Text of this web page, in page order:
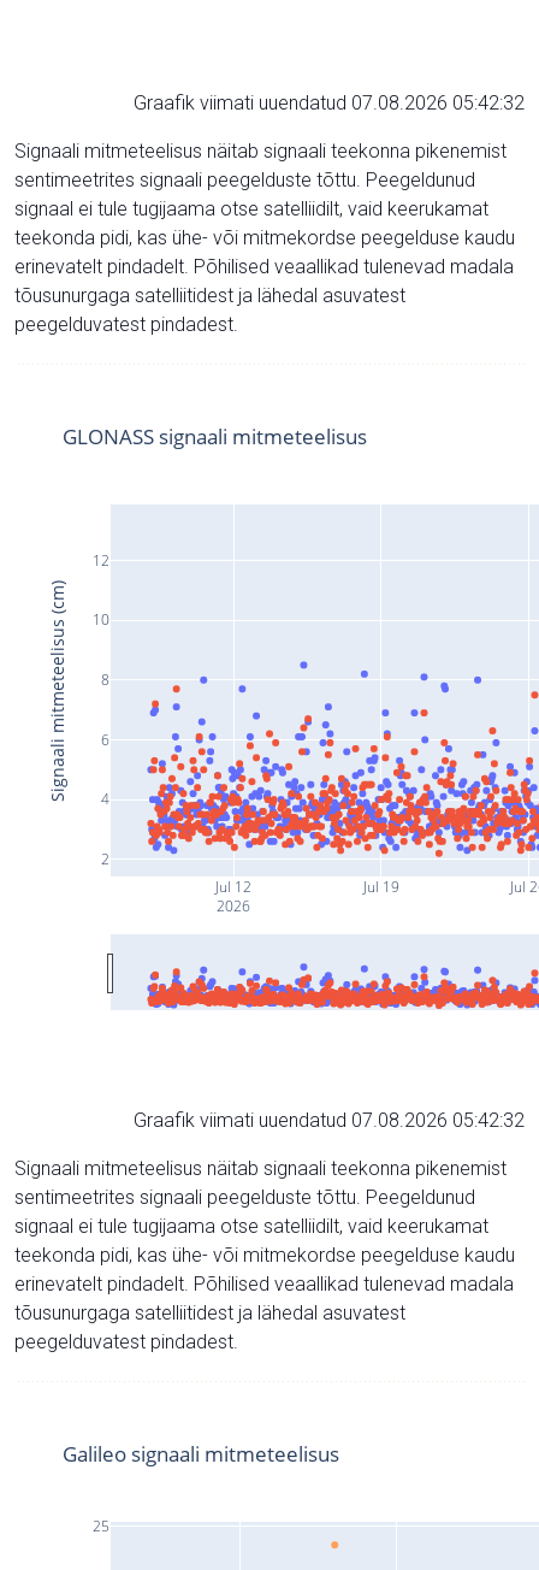
Graafik viimati uuendatud 07.08.2026 05:42:32
Signaali mitmeteelisus näitab signaali teekonna pikenemist
sentimeetrites signaali peegelduste tõttu. Peegeldunud
signaal ei tule tugijaama otse satelliidilt, vaid keerukamat
teekonda pidi, kas ühe- või mitmekordse peegelduse kaudu
erinevatelt pindadelt. Põhilised veaallikad tulenevad madala
tõusunurgaga satelliitidest ja lähedal asuvatest
peegelduvatest pindadest.
Jul 12
2026
Jul 19 Jul
2
4
6
8
10
12
GLONASS signaali mitmeteelisus
Signaali mitmeteelisus (cm)
Graafik viimati uuendatud 07.08.2026 05:42:32
Signaali mitmeteelisus näitab signaali teekonna pikenemist
sentimeetrites signaali peegelduste tõttu. Peegeldunud
signaal ei tule tugijaama otse satelliidilt, vaid keerukamat
teekonda pidi, kas ühe- või mitmekordse peegelduse kaudu
erinevatelt pindadelt. Põhilised veaallikad tulenevad madala
tõusunurgaga satelliitidest ja lähedal asuvatest
peegelduvatest pindadest.
25
Galileo signaali mitmeteelisus